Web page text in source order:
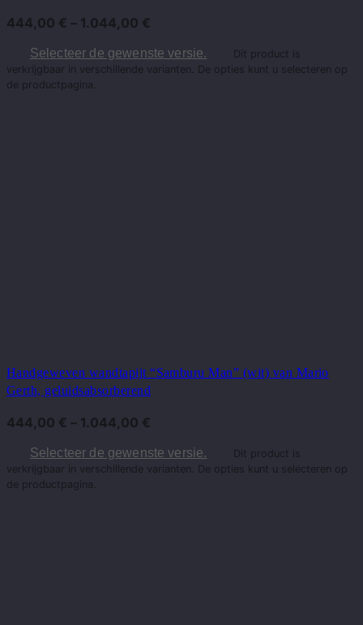
444,00 € – 1.044,00 €
Selecteer de gewenste versie.
Dit product is
verkrijgbaar in verschillende varianten. De opties kunt u selecteren op
de productpagina.
Handgeweven wandtapijt “Samburu Man” (wit) van Mario
Gerth, geluidsabsorberend
444,00 € – 1.044,00 €
Selecteer de gewenste versie.
Dit product is
verkrijgbaar in verschillende varianten. De opties kunt u selecteren op
de productpagina.